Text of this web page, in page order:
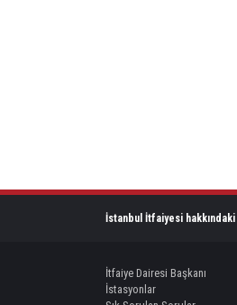
İstanbul İtfaiyesi
İtfaiye Dairesi Başkanı
İstasyonlar